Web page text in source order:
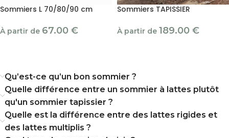
Sommiers L 70/80/90 cm
À partir de 67.00 €
Sommiers TAPISSIER
À partir de 189.00 €
Qu’est-ce qu’un bon sommier ?
Quelle différence entre un sommier à lattes plutôt
qu'un sommier tapissier ?
Quelle est la différence entre des lattes rigides et
des lattes multiplis ?